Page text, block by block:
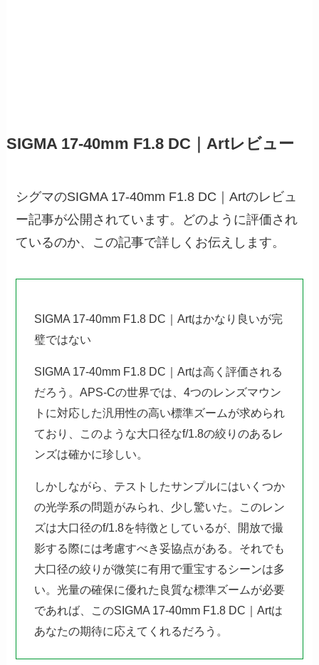
SIGMA 17-40mm F1.8 DC｜Artレビュー
シグマのSIGMA 17-40mm F1.8 DC｜Artのレビュ
ー記事が公開されています。どのように評価され
ているのか、この記事で詳しくお伝えします。
SIGMA 17-40mm F1.8 DC｜Artはかなり良いが完
璧ではない
SIGMA 17-40mm F1.8 DC｜Artは高く評価される
だろう。APS-Cの世界では、4つのレンズマウン
トに対応した汎用性の高い標準ズームが求められ
ており、このような大口径なf/1.8の絞りのあるレ
ンズは確かに珍しい。
しかしながら、テストしたサンプルにはいくつか
の光学系の問題がみられ、少し驚いた。このレン
ズは大口径のf/1.8を特徴としているが、開放で撮
影する際には考慮すべき妥協点がある。それでも
大口径の絞りが微笑に有用で重宝するシーンは多
い。光量の確保に優れた良質な標準ズームが必要
であれば、このSIGMA 17-40mm F1.8 DC｜Artは
あなたの期待に応えてくれるだろう。